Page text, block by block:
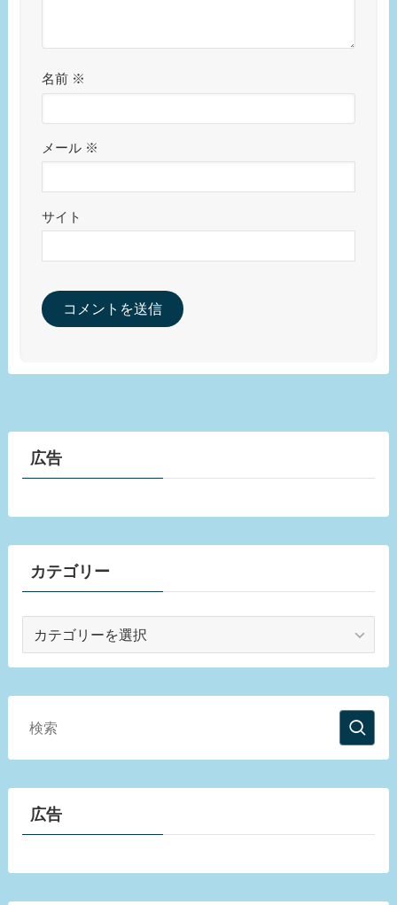
名前 ※
メール ※
サイト
広告
カテゴリー
ゴ
リ
広告